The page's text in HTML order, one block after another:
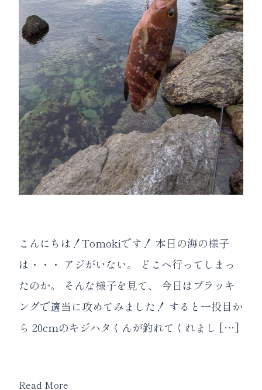
こんにちは！Tomokiです！ 本日の海の様子
は・・・ アジがいない。 どこへ行ってしまっ
たのか。 そんな様子を見て、 今日はプラッキ
ングで適当に攻めてみました！ すると一投目か
ら 20cmのキジハタくんが釣れてくれまし […]
Read More